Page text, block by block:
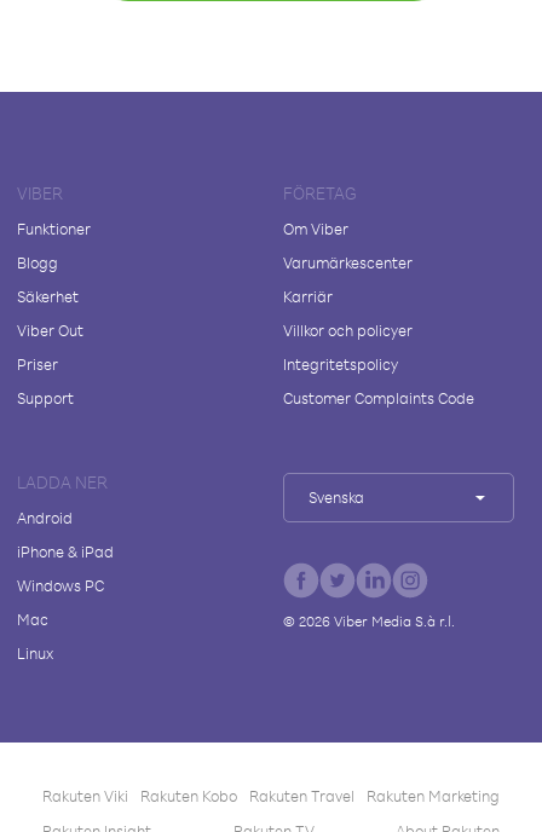
VIBER
Funktioner
Blogg
Säkerhet
Viber Out
Priser
Support
FÖRETAG
Om Viber
Varumärkescenter
Karriär
Villkor och policyer
Integritetspolicy
Customer Complaints Code
LADDA NER
Android
iPhone & iPad
Windows PC
Mac
Linux
Svenska
© 2026Viber Media S.à r.l.
Rakuten Viki Rakuten Kobo Rakuten Travel
Rakuten Marketing